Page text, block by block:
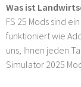
Was ist
FS 25 Mods sind
funktioniert wie
uns, Ihnen jeden
Simulator 2025